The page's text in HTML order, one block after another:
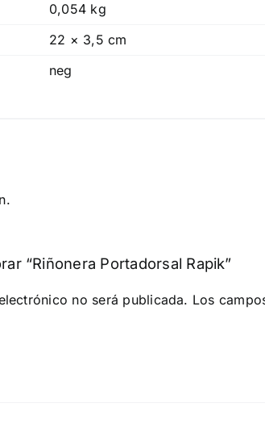
0,054 kg
22 × 3,5 cm
neg
“Riñonera Portadorsal Rapik”
no será publicada. Los